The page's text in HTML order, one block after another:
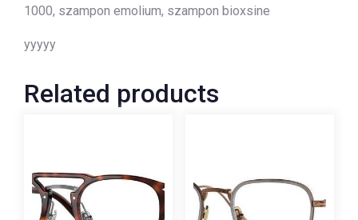
1000, szampon emolium, szampon bioxsine
yyyyy
Related products